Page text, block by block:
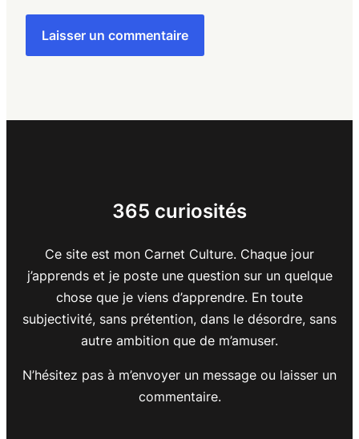
365 curiosités
Ce site est mon Carnet Culture. Chaque jour
j’apprends et je poste une question sur un quelque
chose que je viens d’apprendre. En toute
subjectivité, sans prétention, dans le désordre, sans
autre ambition que de m’amuser.
N’hésitez pas à m’envoyer un message ou laisser un
commentaire.